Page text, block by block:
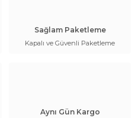
Sağlam Paketleme
Kapalı ve Güvenli Paketleme
Aynı Gün Kargo